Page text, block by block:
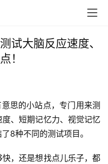
试大脑反应速度、
！
思的小站点，专门用来测
、短期记忆力、视觉记忆
8种不同的测试项目。
，还是想找点儿乐子，都